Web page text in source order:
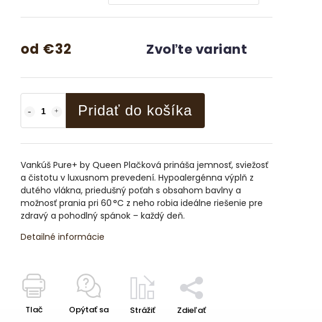
od €32 Zvoľte variant
Pridať do košíka
Vankúš Pure+ by Queen Plačková prináša jemnosť, sviežosť
a čistotu v luxusnom prevedení. Hypoalergénna výplň z
dutého vlákna, priedušný poťah s obsahom bavlny a
možnosť prania pri 60 °C z neho robia ideálne riešenie pre
zdravý a pohodlný spánok – každý deň.
Detailné informácie
Tlač Opýtať sa Strážiť Zdieľať